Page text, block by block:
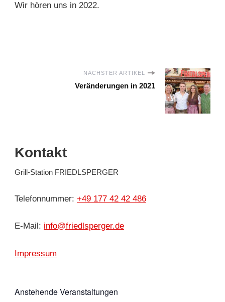
Wir hören uns in 2022.
NÄCHSTER ARTIKEL
Veränderungen in 2021
Kontakt
Grill-Station FRIEDLSPERGER
Telefonnummer: +49 177 42 42 486
E-Mail: info@friedlsperger.de
Impressum
Anstehende Veranstaltungen